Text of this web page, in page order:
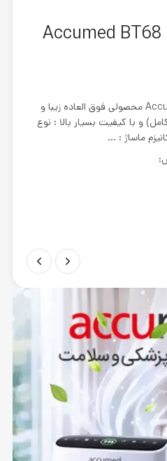
ماساژور پا آکیومد Accumed BT68 محصولی فوق العاده زیبا و
و با کیفیت بسیار بالا : نوع
ماساژ : ...